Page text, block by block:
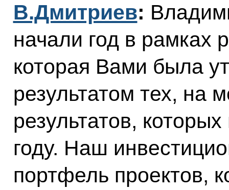
В.Дмитриев:
начали год в рамках
которая Вами была
результатом тех, на
результатов,
году. Наш
портфель проектов,